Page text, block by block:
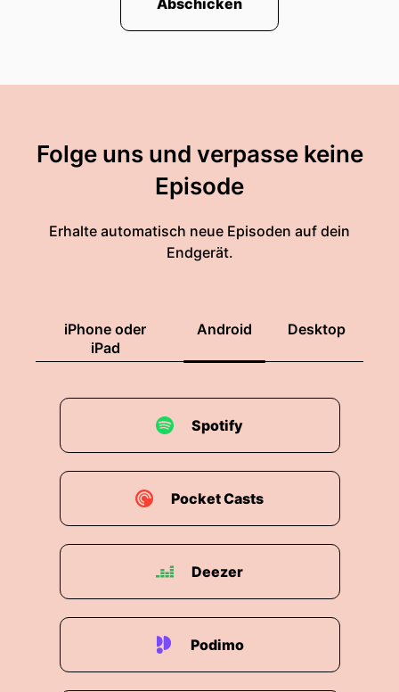
Abschicken
Folge uns und verpasse keine
Episode
Erhalte automatisch neue Episoden auf dein
Endgerät.
iPhone oder
iPad
Android Desktop
Spotify
Pocket Casts
Deezer
Podimo